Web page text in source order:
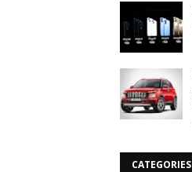
CATEGORIES